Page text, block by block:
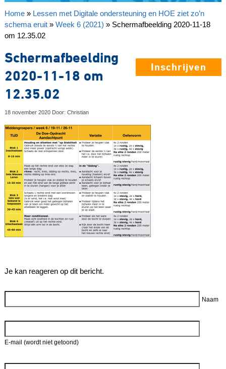
Home» Lessen met Digitale ondersteuning en HOE ziet zo’n
schema eruit» Week 6 (2021) » Schermafbeelding 2020-11-18
om 12.35.02
Inschrijven
Schermafbeelding
2020-11-18 om
12.35.02
18 november 2020 Door: Christian
Je kan reageren op dit bericht.
Naam
E-mail (wordt niet getoond)